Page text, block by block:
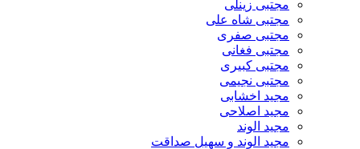
مجتبی زینلی
مجتبی شاه علی
مجتبی صفری
مجتبی فغانی
مجتبی کبیری
مجتبی نجیمی
مجید اخشابی
مجید اصلاحی
مجید الوند‎
مجید الوند و سهیل صداقت